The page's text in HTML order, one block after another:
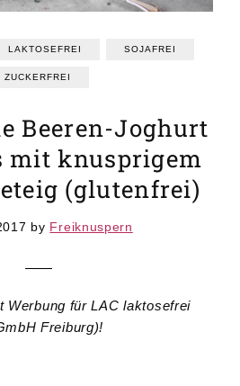
LAKTOSEFREI SOJAFREI
ZUCKERFREI
Beeren-Joghurt
mit knusprigem
(glutenfrei)
by Freiknuspern
Werbung für LAC laktosefrei
Freiburg)!